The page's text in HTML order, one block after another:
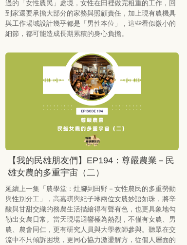
過的「女性農民」處境，女性在田裡做完粗重的工作，回
到家還要承擔大部分的家務與照顧責任，加上現有農機具
與工作場域設計幾乎都是「男性本位」，這些看似微小的
細節，都可能造成長期累積的身心負擔。
【我的民雄朋友們】EP194：尊嚴農業－民
雄女農的多重宇宙（二）
延續上一集「農學堂：灶腳到田野－女性農民的多重勞動
與性別分工」，高嘉琪與紀子琳兩位女農妙語如珠，將辛
酸與甘甜交織的務農生活描繪得有聲有色，也更具象地勾
勒出女農日常。當天現場迴響極為熱烈，不僅有女農、男
農、農會同仁，更有研究人員與大學教師參與。聽眾在交
流中不只傾訴困境，更同心協力激盪解方，從個人層面的